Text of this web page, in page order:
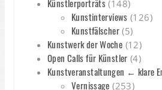
Künstlerporträts (148)
Kunstinterviews (126)
Kunstfälscher(5)
Kunstwerk der Woche (12)
Open Calls für Künstler (4)
Kunstveranstaltungen ← klare
Vernissage (253)